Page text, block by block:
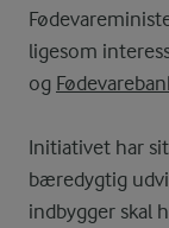
ligesom
og
Initiativet har
bæredygtig
indbygger skal